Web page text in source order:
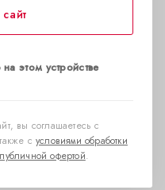
этом устройстве
вы соглашаетесь с
сусловиями обработки
публичной офертой.